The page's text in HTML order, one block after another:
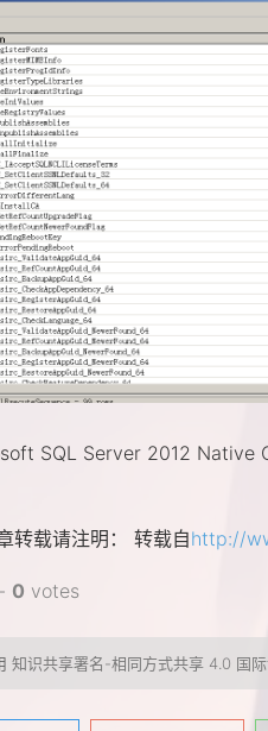
SQL Server 2012 Native
转载请注明： 转载自http://
0 votes
知识共享署名-相同方式共享 4.0 国